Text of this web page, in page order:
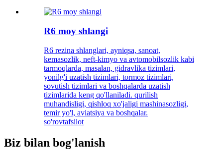
R6 moy shlangi
R6 rezina shlanglari, ayniqsa, sanoat,
kemasozlik, neft-kimyo va avtomobilsozlik kabi
tarmoqlarda, masalan, gidravlika tizimlari,
yonilg'i uzatish tizimlari, tormoz tizimlari,
sovutish tizimlari va boshqalarda uzatish
tizimlarida keng qo'llaniladi. qurilish
muhandisligi, qishloq xo'jaligi mashinasozligi,
temir yo'l, aviatsiya va boshqalar.
so'rovtafsilot
Biz bilan bog'lanish